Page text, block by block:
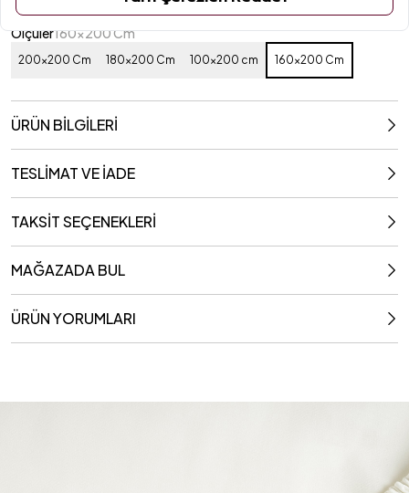
Ölçüler160x200 Cm
200x200 Cm 180x200 Cm 100x200 cm 160x200 Cm
ÜRÜN BİLGİLERİ
TESLİMAT VE İADE
TAKSİT SEÇENEKLERİ
MAĞAZADA BUL
ÜRÜN YORUMLARI